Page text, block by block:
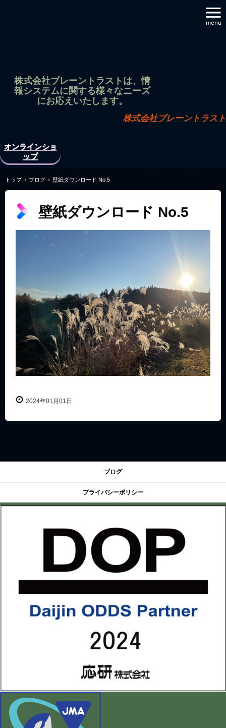
株式会社ブレーントラストは、情
報システムに関する様々なニーズ
にお応えいたします。
株式会社ブレーントラスト
オンラインショ
ップ
トップ › ブログ › 壁紙ダウンロード No.5
壁紙ダウンロード No.5
2024年01月01日
ブログ
プライバシーポリシー